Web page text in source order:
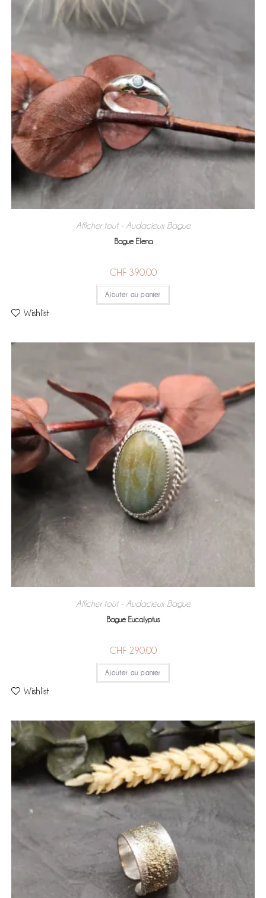
Afficher tout - Audacieux, Bague
Bague Elena
CHF 390.00
Ajouter au panier
Wishlist
Afficher tout - Audacieux, Bague
Bague Eucalyptus
CHF 290.00
Ajouter au panier
Wishlist